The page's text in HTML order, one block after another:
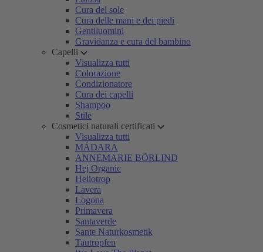
Cura del sole
Cura delle mani e dei piedi
Gentiluomini
Gravidanza e cura del bambino
Capelli
Visualizza tutti
Colorazione
Condizionatore
Cura dei capelli
Shampoo
Stile
Cosmetici naturali certificati
Visualizza tutti
MÁDARA
ANNEMARIE BÖRLIND
Hej Organic
Heliotrop
Lavera
Logona
Primavera
Santaverde
Sante Naturkosmetik
Tautropfen